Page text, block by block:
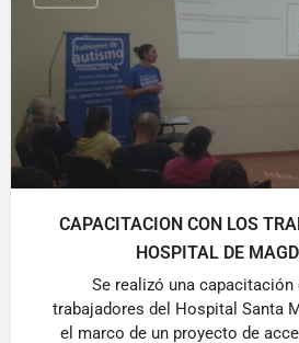
CAPACITACION CON LOS
HOSPITAL DE
Se realizó una
trabajadores del Hospital Santa
el marco de un proyecto de